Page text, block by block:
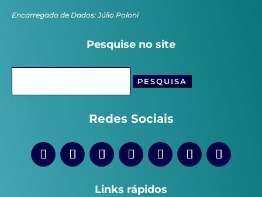
Encarregado de Dados: Júlio Poloni
Pesquise no site
Redes Sociais
Links rápidos